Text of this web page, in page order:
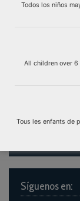
Experiences
Condiciones
Síguenos en:
Todos los niños
All children over
Tous les enfants de